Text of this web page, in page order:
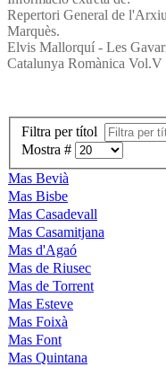
Repertori General de
Marquès.
Elvis Mallorquí­ - Les
Catalunya Romànica Vol.V
Filtra per títol
Mostra #
Mas Bevià
Mas Bisbe
Mas Casadevall
Mas Casamitjana
Mas d'Agaó
Mas de Riusec
Mas de Torrent
Mas Esteve
Mas Foixà
Mas Font
Mas Quintana